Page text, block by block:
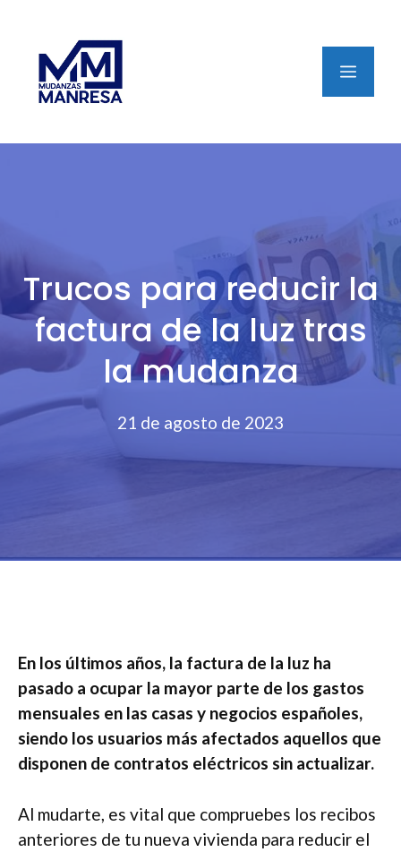
contenido
Menú
Trucos para reducir la
factura de la luz tras
la mudanza
21 de agosto de 2023
En los últimos años, la factura de la luz ha
pasado a ocupar la mayor parte de los gastos
mensuales en las casas y negocios españoles,
siendo los usuarios más afectados aquellos que
disponen de contratos eléctricos sin actualizar.
Al mudarte, es vital que compruebes los recibos
anteriores de tu nueva vivienda para reducir el